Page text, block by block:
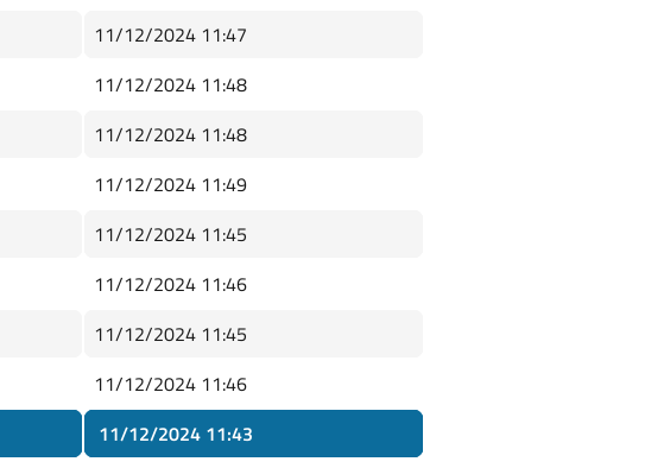
11/12/2024 11:47
11/12/2024 11:48
11/12/2024 11:48
11/12/2024 11:49
11/12/2024 11:45
11/12/2024 11:46
11/12/2024 11:45
11/12/2024 11:46
11/12/2024 11:43